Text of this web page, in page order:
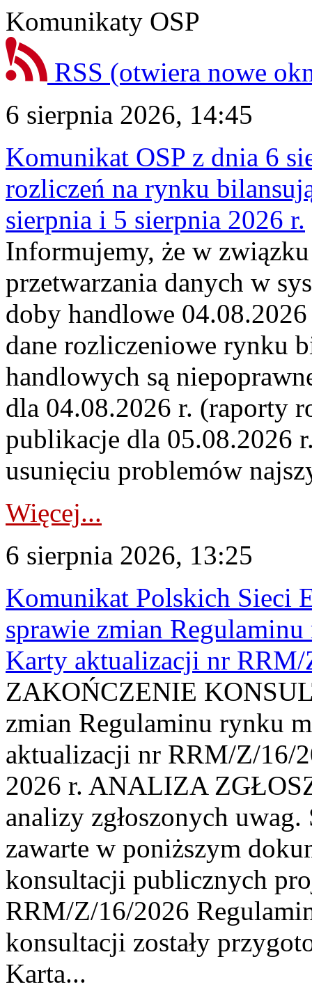
Komunikaty OSP
RSS (otwiera nowe
6 sierpnia 2026, 14:45
Komunikat OSP z dnia 6
rozliczeń na rynku
sierpnia i 5 sierpnia 2026 r.
Informujemy, że w
przetwarzania danych w
doby handlowe
dane rozliczeniowe rynku
handlowych są
dla 04.08.2026 r. (raporty
publikacje dla 05.08.2026
usunięciu problemów
Więcej...
6 sierpnia 2026, 13:25
Komunikat Polskich Sieci
sprawie zmian
Karty aktualizacji nr
ZAKOŃCZENIE
zmian Regulaminu rynku
aktualizacji nr RRM/Z/16/
2026 r. ANALIZA
analizy zgłoszonych
zawarte w poniższym
konsultacji publicznych
RRM/Z/16/2026
konsultacji zostały
Karta...